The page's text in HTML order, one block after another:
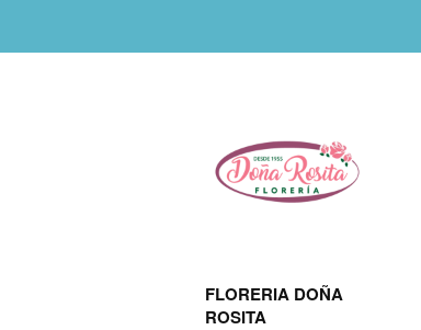
FLORERIA DOÑA
ROSITA